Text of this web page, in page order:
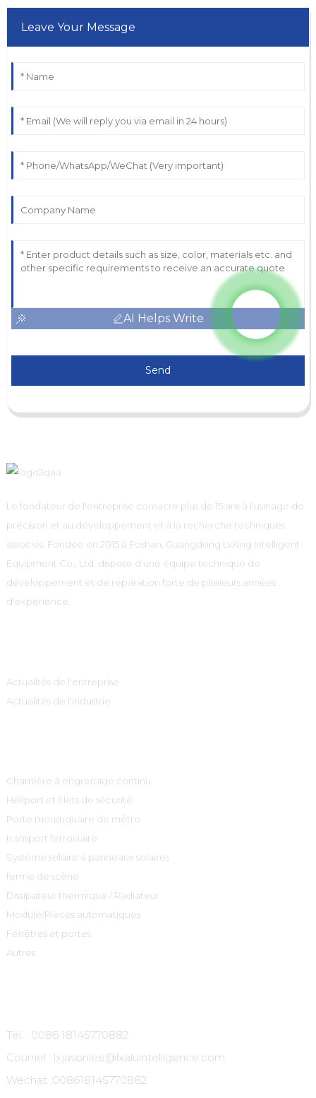
Leave Your Message
AI Helps Write
Send
Le fondateur de l'entreprise consacre plus de 15 ans à l'usinage de
précision et au développement et à la recherche techniques
associés. Fondée en 2015 à Foshan, Guangdong LvXing Intelligent
Equipment Co., Ltd. dispose d'une équipe technique de
développement et de réparation forte de plusieurs années
d'expérience.
Actualités de l'entreprise
Actualités de l'industrie
Charnière à engrenage continu
Héliport et filets de sécurité
Porte moustiquaire de métro
transport ferroviaire
Système solaire à panneaux solaires
ferme de scène
Dissipateur thermique / Radiateur
Module/Pièces automatiques
Fenêtres et portes
Autres
Tél. : 0086 18145770882
Courriel : lxjasonlee@lxaluintelligence.com
Wechat :008618145770882